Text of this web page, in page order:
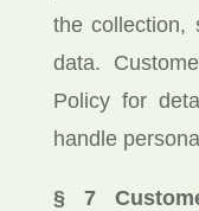
the collection,
data.
Policy for
handle
§ 7